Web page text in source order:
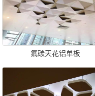
氟碳天花铝单板